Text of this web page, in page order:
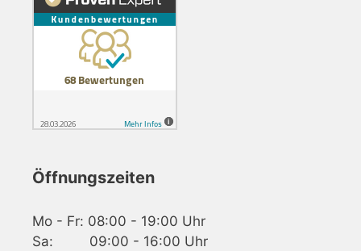
Öffnungszeiten
Mo - Fr: 08:00 - 19:00 Uhr
Sa: 09:00 - 16:00 Uhr